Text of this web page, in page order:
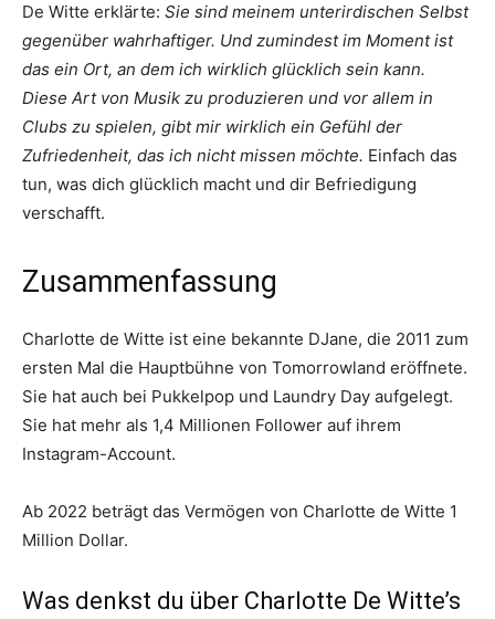
De Witte erklärte: Sie sind meinem unterirdischen Selbst
gegenüber wahrhaftiger. Und zumindest im Moment ist
das ein Ort, an dem ich wirklich glücklich sein kann.
Diese Art von Musik zu produzieren und vor allem in
Clubs zu spielen, gibt mir wirklich ein Gefühl der
Zufriedenheit, das ich nicht missen möchte. Einfach das
tun, was dich glücklich macht und dir Befriedigung
verschafft.
Zusammenfassung
Charlotte de Witte ist eine bekannte DJane, die 2011 zum
ersten Mal die Hauptbühne von Tomorrowland eröffnete.
Sie hat auch bei Pukkelpop und Laundry Day aufgelegt.
Sie hat mehr als 1,4 Millionen Follower auf ihrem
Instagram-Account.
Ab 2022 beträgt das Vermögen von Charlotte de Witte 1
Million Dollar.
Was denkst du über Charlotte De Witte’s